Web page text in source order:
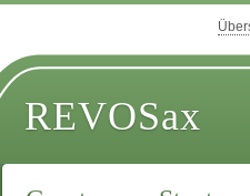
REVOSax